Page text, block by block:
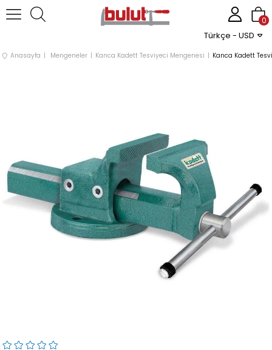
Türkçe - USD
0
Anasayfa Mengeneler Kanca Kadett Tesviyeci Mengenesi Kanca Kadett